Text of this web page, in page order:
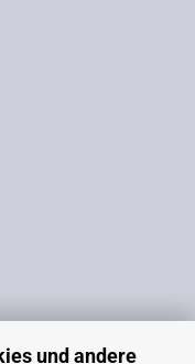
und andere